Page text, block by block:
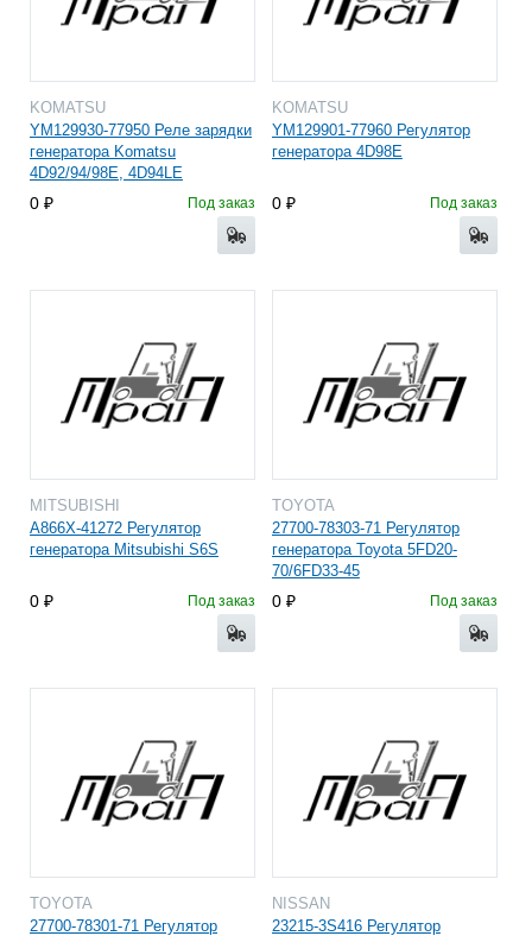
KOMATSU
YM129930-77950 Реле зарядки
генератора Komatsu
4D92/94/98E, 4D94LE
0 Под заказ
KOMATSU
YM129901-77960 Регулятор
генератора 4D98E
0 Под заказ
MITSUBISHI
A866X-41272 Регулятор
генератора Mitsubishi S6S
0 Под заказ
TOYOTA
27700-78303-71 Регулятор
генератора Toyota 5FD20-
70/6FD33-45
0 Под заказ
TOYOTA
27700-78301-71 Регулятор
NISSAN
23215-3S416 Регулятор